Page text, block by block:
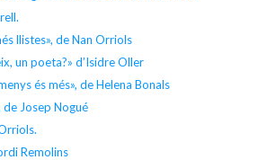
llistes», de Nan Orriols
un poeta?» d’Isidre Oller
és més», de Helena Bonals
de Josep Nogué
Remolins